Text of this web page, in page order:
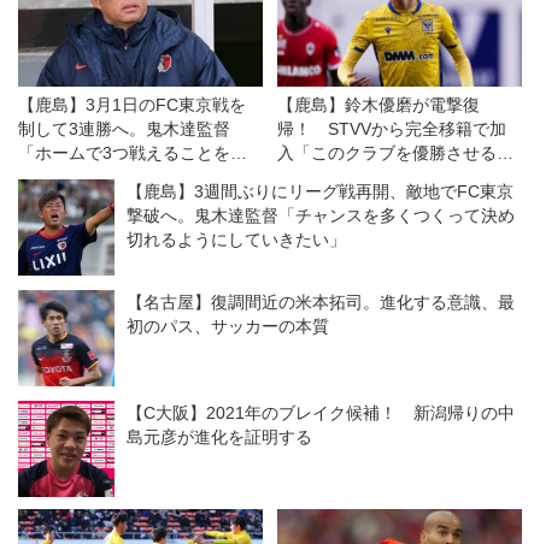
【鹿島】3月1日のFC東京戦を
制して3連勝へ。鬼木達監督
「ホームで3つ戦えることを力
にしなければいけない」
【鹿島】鈴木優磨が電撃復
帰！ STVVから完全移籍で加
入「このクラブを優勝させるた
【鹿島】3週間ぶりにリーグ戦再開、敵地でFC東京
撃破へ。鬼木達監督「チャンスを多くつくって決め
切れるようにしていきたい」
【名古屋】復調間近の米本拓司。進化する意識、最
初のパス、サッカーの本質
【C大阪】2021年のブレイク候補！ 新潟帰りの中
島元彦が進化を証明する